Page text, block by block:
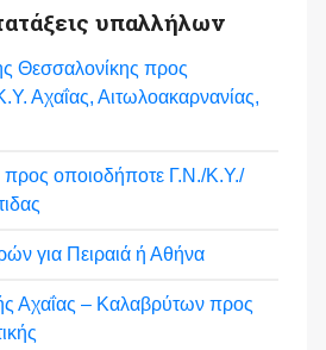
υπαλλήλων
Θεσσαλονίκης προς
Αχαΐας, Αιτωλοακαρνανίας,
οποιοδήποτε Γ.Ν./Κ.Υ./
για Πειραιά ή Αθήνα
Αχαΐας – Καλαβρύτων προς